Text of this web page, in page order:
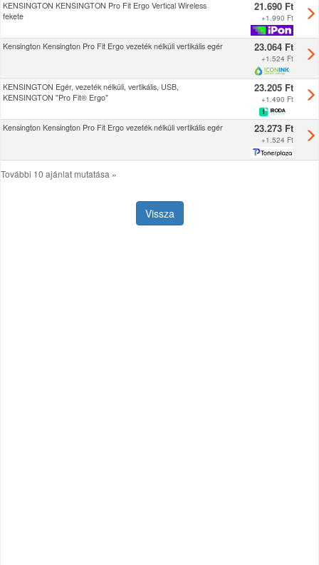
KENSINGTON KENSINGTON Pro Fit Ergo Vertical Wireless
fekete
21.690 Ft
+1.990 Ft
Kensington Kensington Pro Fit Ergo vezeték nélküli vertikális egér 23.064 Ft
+1.524 Ft
KENSINGTON Egér, vezeték nélküli, vertikális, USB,
KENSINGTON "Pro Fit® Ergo"
23.205 Ft
+1.490 Ft
Kensington Kensington Pro Fit Ergo vezeték nélküli vertikális egér 23.273 Ft
+1.524 Ft
További 10 ajánlat mutatása »
Vissza